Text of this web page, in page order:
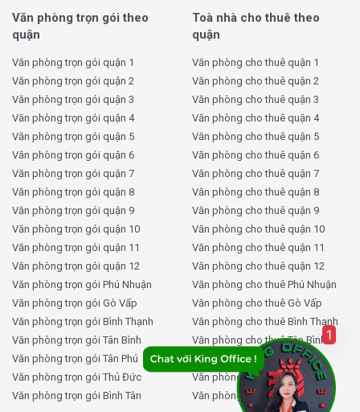
Cam kết chính xác 100%:Tất cả báo giá và thông
tin tòa nhà đều minh bạch, đúng thực tế, không phát
Dịch vụ đưa đón miễn phí:Khách hàng được hỗ trợ
đưa rước xem văn phòng hoàn toàn miễn phí, tiết
kiệm thời gian và chi phí.
Tư vấn thành lập công ty:Hỗ trợ đầy đủ các thủ
tục pháp lý, từ A-Z khi bạn cần thành lập doanh
nghiệp mới.
Tư vấn thiết kế văn phòng miễn phí:
Đội ngũ thiết
kế nội thất của KingOffice sẽ đồng hành cùng bạn
trong việc tạo ra không gian làm việc khoa học, sáng
tạo và chuyên nghiệp.
Thông tin liên hệ:
Hotline:0902.3222.58
Website:
https://kingofficehcm.com/
Facebook: https://www.facebook.com/kingoffice.vn
Địa chỉ:
169B Thích Quảng Đức, Phường 4, Quận Phú
Nhuận, TP.HCM
Văn phòng trọn gói theo
quận
Văn phòng trọn gói quận 1
Văn phòng trọn gói quận 2
Văn phòng trọn gói quận 3
Văn phòng trọn gói quận 4
Văn phòng trọn gói quận 5
Văn phòng trọn gói quận 6
Văn phòng trọn gói quận 7
Văn phòng trọn gói quận 8
Văn phòng trọn gói quận 9
Văn phòng trọn gói quận 10
Văn phòng trọn gói quận 11
Văn phòng trọn gói quận 12
Văn phòng trọn gói Phú Nhuận
Văn phòng trọn gói Gò Vấp
Văn phòng trọn gói Bình Thạnh
Văn phòng trọn gói Tân Bình
Văn phòng trọn gói Tân Phú
Văn phòng trọn gói Thủ Đức
Văn phòng trọn gói Bình Tân
Toà nhà cho thuê theo
quận
Văn phòng cho thuê quận 1
Văn phòng cho thuê quận 2
Văn phòng cho thuê quận 3
Văn phòng cho thuê quận 4
Văn phòng cho thuê quận 5
Văn phòng cho thuê quận 6
Văn phòng cho thuê quận 7
Văn phòng cho thuê quận 8
Văn phòng cho thuê quận 9
Văn phòng cho thuê quận 10
Văn phòng cho thuê quận 11
Văn phòng cho thuê quận 12
Văn phòng cho thuê Phú Nhuận
Văn phòng cho thuê Gò Vấp
Văn phòng cho thuê Bình Thạnh
Văn phòng cho thuê Tân Bình
Văn phòng cho thuê Tân Phú
Văn phòng cho thuê Thủ Đức
Văn phòng cho thuê Bình Tân
1